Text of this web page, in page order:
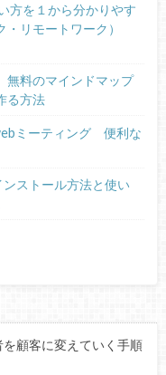
方を１から分かりやす
リモートワーク）
無料のマインドマップ
る方法
ミーティング 便利な
ストール方法と使い
顧客に変えていく手順